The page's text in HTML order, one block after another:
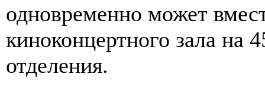
одновременно может
киноконцертного зала на
отделения.